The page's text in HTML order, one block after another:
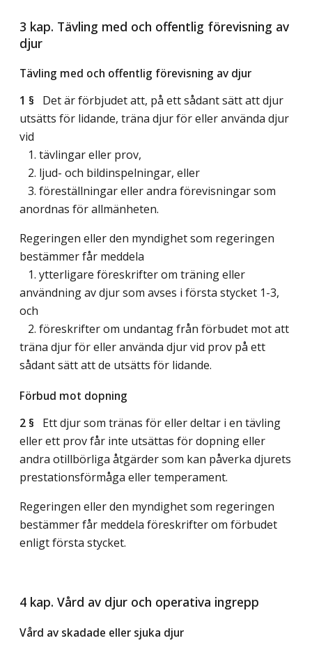
3 kap. Tävling med och offentlig förevisning av
djur
Tävling med och offentlig förevisning av djur
1 § Det är förbjudet att, på ett sådant sätt att djur
utsätts för lidande, träna djur för eller använda djur
vid
1. tävlingar eller prov,
2. ljud- och bildinspelningar, eller
3. föreställningar eller andra förevisningar som
anordnas för allmänheten.
Regeringen eller den myndighet som regeringen
bestämmer får meddela
1. ytterligare föreskrifter om träning eller
användning av djur som avses i första stycket 1-3,
och
2. föreskrifter om undantag från förbudet mot att
träna djur för eller använda djur vid prov på ett
sådant sätt att de utsätts för lidande.
Förbud mot dopning
2 § Ett djur som tränas för eller deltar i en tävling
eller ett prov får inte utsättas för dopning eller
andra otillbörliga åtgärder som kan påverka djurets
prestationsförmåga eller temperament.
Regeringen eller den myndighet som regeringen
bestämmer får meddela föreskrifter om förbudet
enligt första stycket.
4 kap. Vård av djur och operativa ingrepp
Vård av skadade eller sjuka djur